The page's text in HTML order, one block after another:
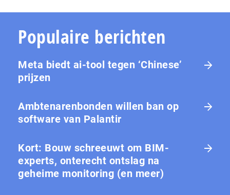
Populaire berichten
Meta biedt ai-tool tegen ‘Chinese’
prijzen
Ambtenarenbonden willen ban op
software van Palantir
Kort: Bouw schreeuwt om BIM-
experts, onterecht ontslag na
geheime monitoring (en meer)